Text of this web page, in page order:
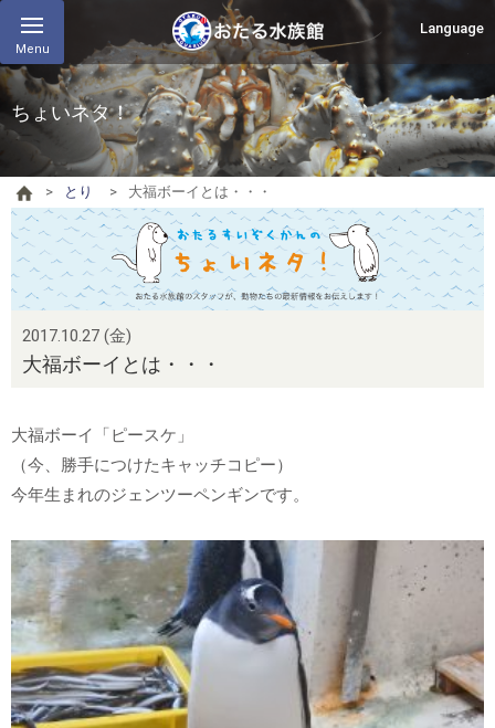
Menu
Language
ちょいネタ！
とり 大福ボーイとは・・・
2017.10.27 (金)
大福ボーイとは・・・
大福ボーイ「ピースケ」
（今、勝手につけたキャッチコピー）
今年生まれのジェンツーペンギンです。